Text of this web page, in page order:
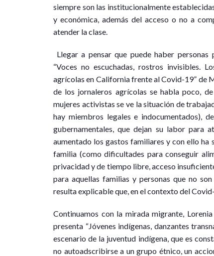
siempre son las institucionalmente
y económica, además del acceso o no a
atender la clase.
Llegar a pensar que puede haber
“Voces no escuchadas, rostros invisibles.
agrícolas en California frente al Covid-19” de
de los jornaleros agrícolas se habla poco,
mujeres activistas se ve la situación de
hay miembros legales e indocumentados),
gubernamentales, que dejan su labor para
aumentado los gastos familiares y con ello ha
familia (como dificultades para conseguir
privacidad y de tiempo libre, acceso
para aquellas familias y personas que no
resulta explicable que, en el contexto del
Continuamos con la mirada migrante,
presenta “Jóvenes indígenas, danzantes
escenario de la juventud indígena, que es
no autoadscribirse a un grupo étnico, un